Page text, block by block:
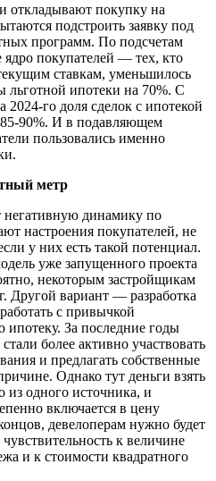
откладывают покупку на
подстроить заявку под
программ. По подсчетам
покупателей — тех, кто
ставкам, уменьшилось
льготной ипотеки на 70%. С
2024-го доля сделок с ипотекой
85-90%. И в подавляющем
пользовались именно
метр
негативную динамику по
настроения покупателей, не
у них есть такой потенциал.
уже запущенного проекта
некоторым застройщикам
Другой вариант — разработка
с привычкой
ипотеку. За последние годы
более активно участвовать
и предлагать собственные
Однако тут деньги взять
из одного источника, и
включается в цену
девелоперам нужно будет
к величине
и к стоимости квадратного